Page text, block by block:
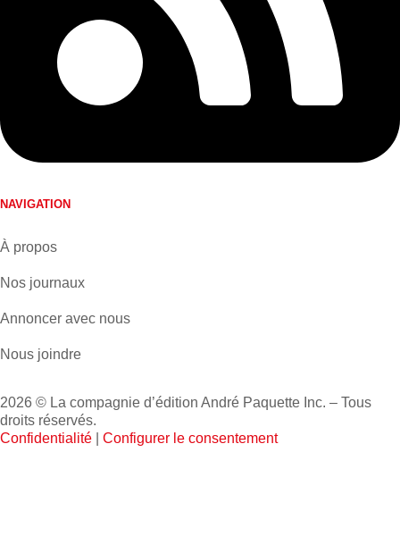
NAVIGATION
À propos
Nos journaux
Annoncer avec nous
Nous joindre
2026 © La compagnie d’édition André Paquette Inc. – Tous
droits réservés.
Confidentialité
Configurer le consentement